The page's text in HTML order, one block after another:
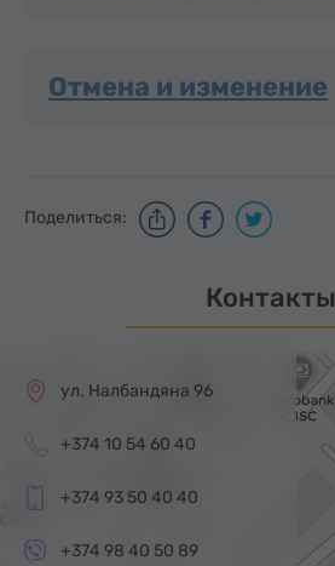
Отмена и изменение
Поделиться:
Контакты
ул. Налбандяна 96
+374 10 54 60 40
+374 93 50 40 40
+374 98 40 50 89